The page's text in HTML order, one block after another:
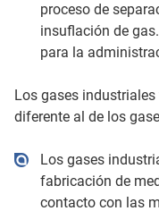
proceso de
insuflación de
para la
Los gases
diferente al de los
Los gases
fabricación de
contacto con las